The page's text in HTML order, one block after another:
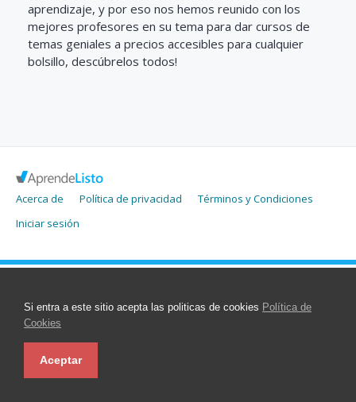
Si entra a este sitio acepta las politicas de cookies Política de
Cookies
Aceptar
aprendizaje, y por eso nos hemos reunido con los
mejores profesores en su tema para dar cursos de
temas geniales a precios accesibles para cualquier
bolsillo, descúbrelos todos!
Acerca de Política de privacidad
Términos y Condiciones
Iniciar sesión